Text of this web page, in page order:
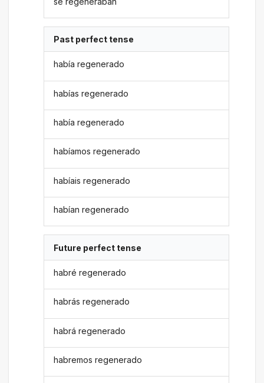
Past perfect tense
había regenerado
habías regenerado
había regenerado
habíamos regenerado
habíais regenerado
habían regenerado
Future perfect tense
habré regenerado
habrás regenerado
habrá regenerado
habremos regenerado